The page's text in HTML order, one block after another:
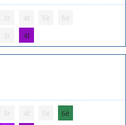
3r 4t 5è
6è
3r 4t
3r 4t 5è
6è